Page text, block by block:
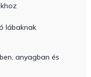
lábaknak
anyagban és